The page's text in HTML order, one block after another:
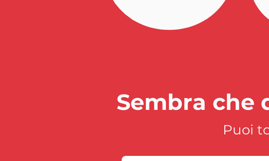
Sembra che
Puoi